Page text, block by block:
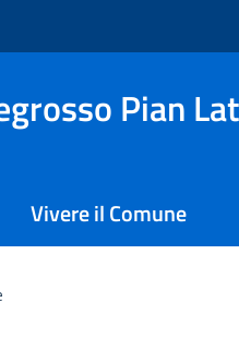
Pian
Vivere il Comune